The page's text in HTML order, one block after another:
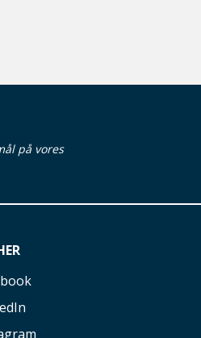
på vores